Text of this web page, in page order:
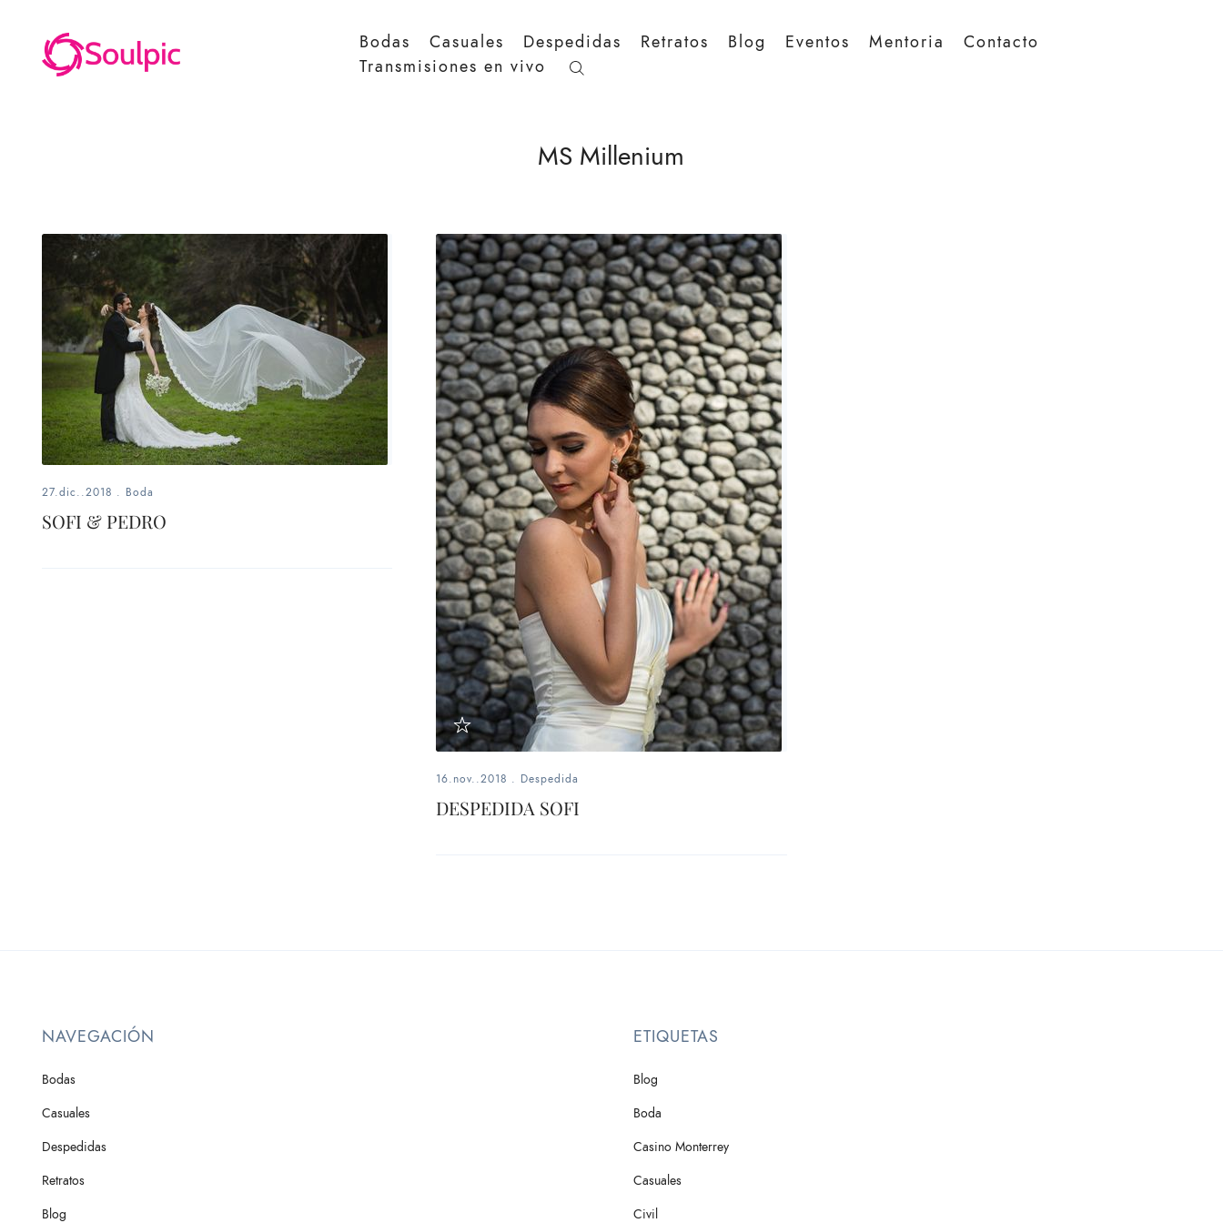
Bodas Casuales Despedidas Retratos Blog Eventos Mentoria
Contacto
Transmisiones en vivo
MS Millenium
27.dic..2018 . Boda
SOFI & PEDRO
16.nov..2018 . Despedida
DESPEDIDA SOFI
NAVEGACIÓN
Bodas
Casuales
Despedidas
Retratos
Blog
ETIQUETAS
Blog
Boda
Casino Monterrey
Casuales
Civil